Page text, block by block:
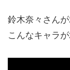
鈴木奈々さん
こんなキャラ